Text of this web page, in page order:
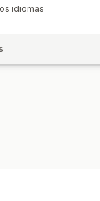
idiomas